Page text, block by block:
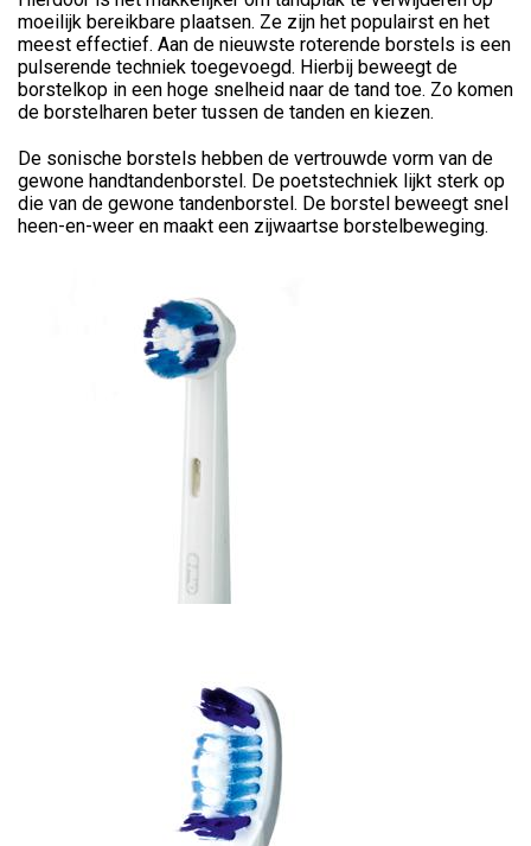
moeilijk bereikbare plaatsen. Ze zijn het populairst en het
meest effectief. Aan de nieuwste roterende borstels is een
pulserende techniek toegevoegd. Hierbij beweegt de
borstelkop in een hoge snelheid naar de tand toe. Zo komen
de borstelharen beter tussen de tanden en kiezen.
De sonische borstels hebben de vertrouwde vorm van de
gewone handtandenborstel. De poetstechniek lijkt sterk op
die van de gewone tandenborstel. De borstel beweegt snel
heen-en-weer en maakt een zijwaartse borstelbeweging.